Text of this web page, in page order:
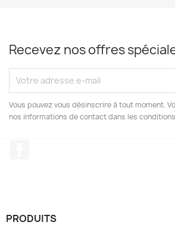
Recevez nos offres
Vous pouvez vous désinscrire à tout moment.
nos informations de contact dans les
PRODUITS